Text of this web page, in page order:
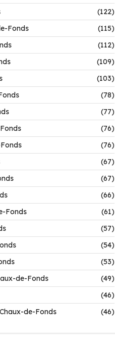
(122)
Fonds
(115)
(112)
(109)
(103)
(78)
(77)
(76)
(76)
(67)
(67)
(66)
Fonds
(61)
(57)
(54)
(53)
de-Fonds
(49)
(46)
de-Fonds
(46)